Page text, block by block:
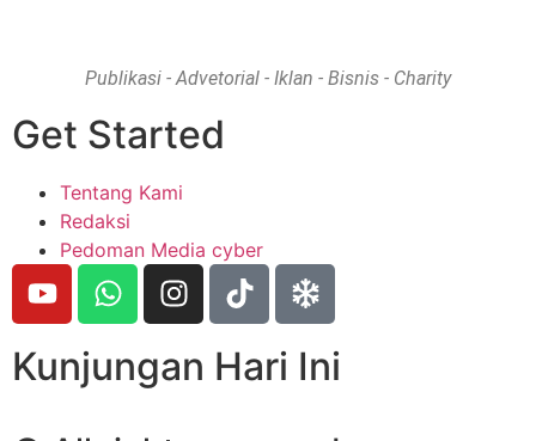
Publikasi - Advetorial - Iklan - Bisnis - Charity
Get Started
Tentang Kami
Redaksi
Pedoman Media cyber
Kunjungan Hari Ini